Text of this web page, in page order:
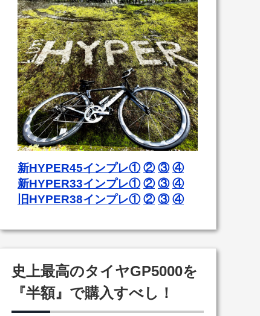
新HYPER45インプレ① ② ③ ④
新HYPER33インプレ① ② ③ ④
旧HYPER38インプレ① ② ③ ④
史上最高のタイヤGP5000を
『半額』で購入すべし！